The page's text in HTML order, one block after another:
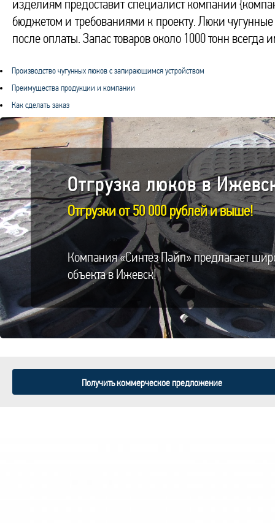
изделиям предоставит специалист компании
бюджетом и требованиями к проекту. Люки
после оплаты. Запас товаров около 1000 тонн всегда
Производство чугунных люков с запирающимся устройством
Преимущества продукции и компании
Как сделать заказ
Отгрузка люков в
Отгрузки от 50 000 рублей и выше!
Компания «Синтез Пайп» предлагает
объекта в Ижевск!
Получить коммерческое предложение